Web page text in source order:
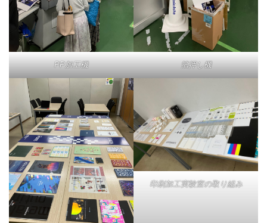
PP加工機 箔押し機
印刷加工実験室の取り組み